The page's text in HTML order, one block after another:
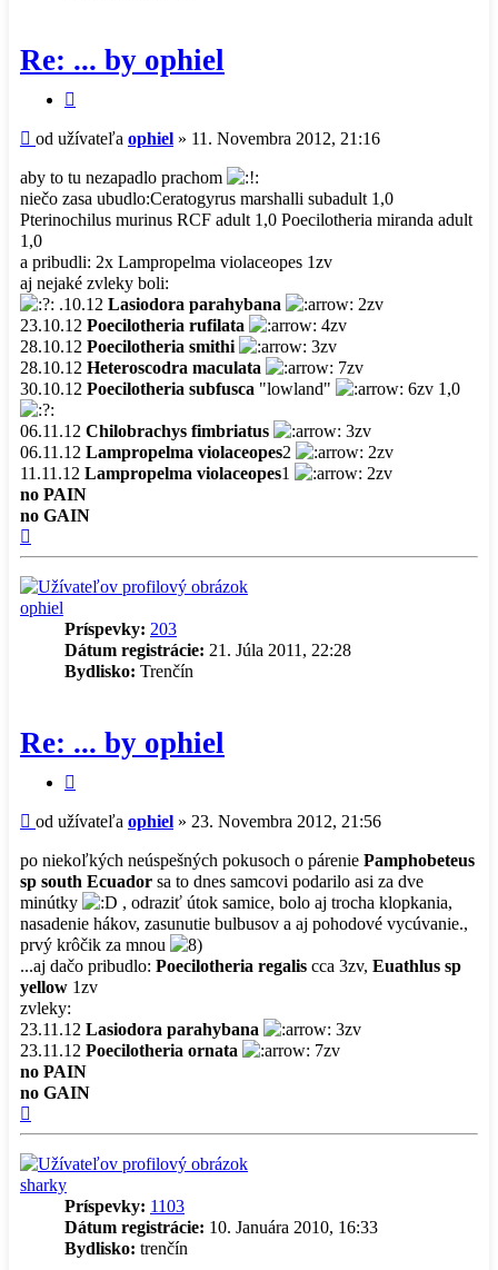
Re: ... by ophiel
Príspevok
od užívateľa ophiel » 11. Novembra 2012, 21:16
aby to tu nezapadlo prachom
niečo zasa ubudlo:Ceratogyrus marshalli subadult 1,0
Pterinochilus murinus RCF adult 1,0 Poecilotheria miranda adult
1,0
a pribudli: 2x Lampropelma violaceopes 1zv
aj nejaké zvleky boli:
.10.12 Lasiodora parahybana
2zv
23.10.12 Poecilotheria rufilata
4zv
28.10.12 Poecilotheria smithi
3zv
28.10.12 Heteroscodra maculata
7zv
30.10.12 Poecilotheria subfusca "lowland" 6zv 1,0
06.11.12 Chilobrachys fimbriatus
3zv
06.11.12 Lampropelma violaceopes2
2zv
11.11.12 Lampropelma violaceopes1
2zv
no PAIN
no GAIN
ophiel
Príspevky: 203
Dátum registrácie: 21. Júla 2011, 22:28
Bydlisko: Trenčín
Re: ... by ophiel
Príspevok
od užívateľa ophiel » 23. Novembra 2012, 21:56
po niekoľkých neúspešných pokusoch o párenie Pamphobeteus
sp south Ecuador sa to dnes samcovi podarilo asi za dve
minútky
, odraziť útok samice, bolo aj trocha klopkania,
nasadenie hákov, zasunutie bulbusov a aj pohodové vycúvanie.,
prvý krôčik za mnou
...aj dačo pribudlo: Poecilotheria regalis cca 3zv, Euathlus sp
yellow 1zv
zvleky:
23.11.12 Lasiodora parahybana
3zv
23.11.12 Poecilotheria ornata
7zv
no PAIN
no GAIN
sharky
Príspevky: 1103
Dátum registrácie: 10. Januára 2010, 16:33
Bydlisko: trenčín